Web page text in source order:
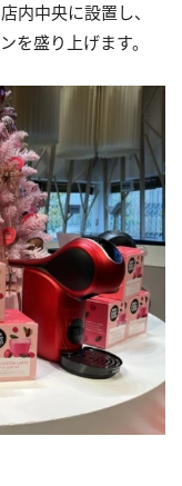
内中央に設置し、
を盛り上げます。